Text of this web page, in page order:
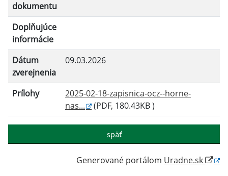
dokumentu
Doplňujúce
informácie
Dátum
zverejnenia
09.03.2026
Prílohy
2025-02-18-zapisnica-ocz--horne-
nas...
(PDF, 180.43KB )
späť
Generované portálom Uradne.sk